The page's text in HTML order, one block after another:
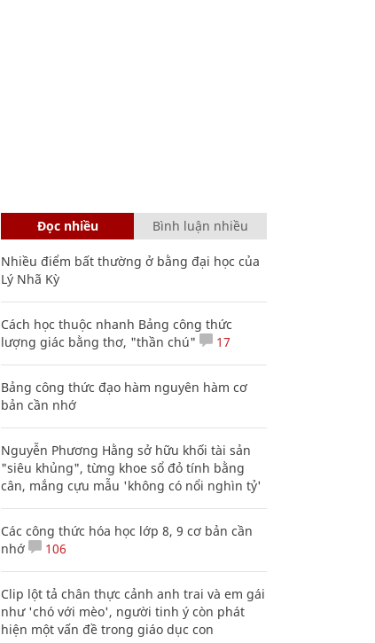
Đọc nhiều Bình luận nhiều
Nhiều điểm bất thường ở bằng đại học của
Lý Nhã Kỳ
Cách học thuộc nhanh Bảng công thức
lượng giác bằng thơ, "thần chú"
17
Bảng công thức đạo hàm nguyên hàm cơ
bản cần nhớ
Nguyễn Phương Hằng sở hữu khối tài sản
"siêu khủng", từng khoe sổ đỏ tính bằng
cân, mắng cựu mẫu 'không có nổi nghìn tỷ'
Các công thức hóa học lớp 8, 9 cơ bản cần
nhớ
106
Clip lột tả chân thực cảnh anh trai và em gái
như 'chó với mèo', người tinh ý còn phát
hiện một vấn đề trong giáo dục con